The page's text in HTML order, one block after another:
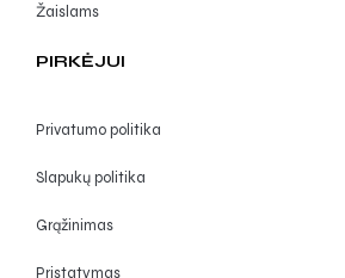
Žaislams
PIRKĖJUI
Privatumo politika
Slapukų politika
Grąžinimas
Pristatymas